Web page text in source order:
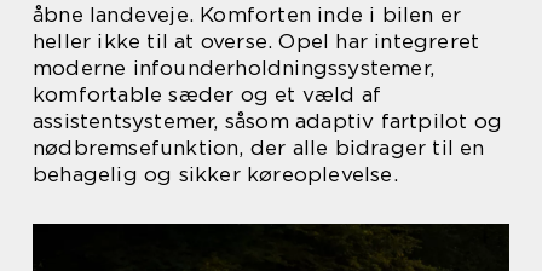
åbne landeveje. Komforten inde i bilen er
heller ikke til at overse. Opel har integreret
moderne infounderholdningssystemer,
komfortable sæder og et væld af
assistentsystemer, såsom adaptiv fartpilot og
nødbremsefunktion, der alle bidrager til en
behagelig og sikker køreoplevelse.